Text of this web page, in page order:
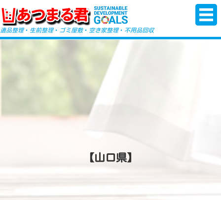
-->
遺品整理・ 生前整理・ ゴミ屋敷・ 空き家整理・ 不用品回収
【山口県】